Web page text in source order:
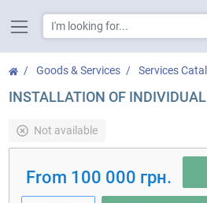
Goods & Services Services
INSTALLATION OF
Not available
From 100 000 грн.